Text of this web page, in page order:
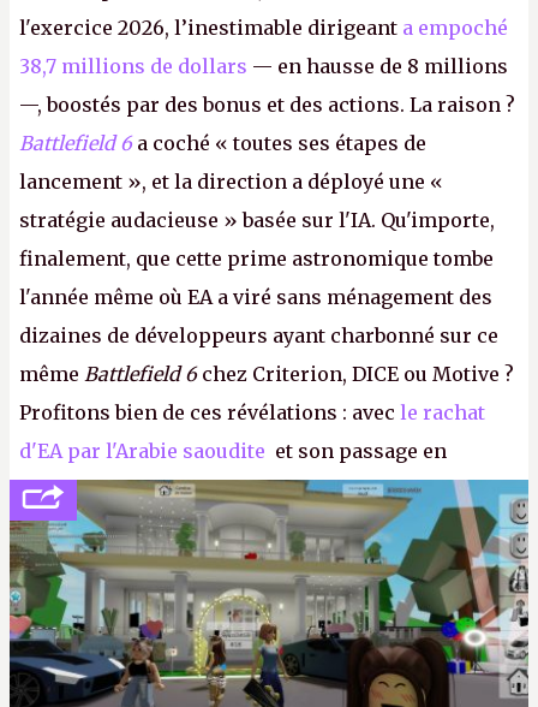
l'exercice 2026, l’inestimable dirigeant a empoché
38,7 millions de dollars — en hausse de 8 millions
—, boostés par des bonus et des actions. La raison ?
Battlefield 6 a coché « toutes ses étapes de
lancement », et la direction a déployé une «
stratégie audacieuse » basée sur l'IA. Qu'importe,
finalement, que cette prime astronomique tombe
l'année même où EA a viré sans ménagement des
dizaines de développeurs ayant charbonné sur ce
même Battlefield 6chez Criterion, DICE ou Motive ?
Profitons bien de ces révélations : avec le rachat
d'EA par l'Arabie saoudite et son passage en
société privée, l'éditeur n'aura bientôt plus
l'obligation de publier ses bilans. Encore une
victoire pour la transparence.P.